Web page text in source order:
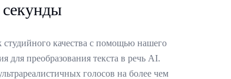
секунды
студийного качества с помощью нашего
для преобразования текста в речь AI.
голосов на более чем